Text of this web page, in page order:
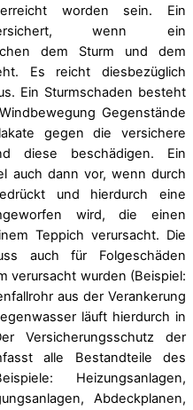
worden sein. Ein
wenn ein
dem Sturm und dem
Es reicht diesbezüglich
Ein Sturmschaden besteht
Gegenstände
gegen die versichere
diese beschädigen. Ein
auch dann vor, wenn durch
und hierdurch eine
wird, die einen
Teppich verursacht. Die
auch für Folgeschäden
verursacht wurden (Beispiel:
aus der Verankerung
läuft hierdurch in
Versicherungsschutz der
alle Bestandteile des
Heizungsanlagen,
Abdeckplanen,